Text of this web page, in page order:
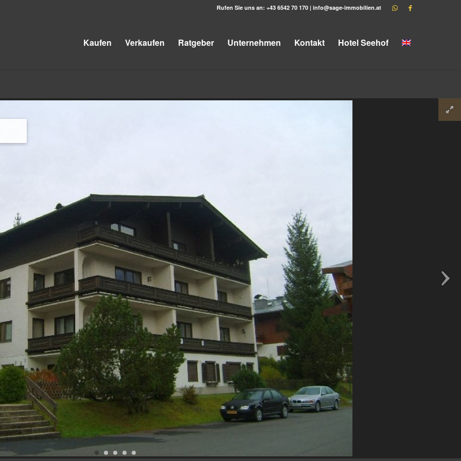
Rufen Sie uns an: +43 6542 70 170 | info@sage-immobilien.at
Kaufen Verkaufen Ratgeber Unternehmen Kontakt Hotel Seehof